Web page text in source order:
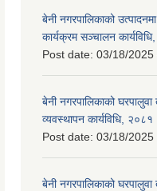
बेनी नगरपालिकाको
कार्यक्रम सञ्‍चालन
Post date: 03/18/2025
बेनी नगरपालिकाको
व्यवस्थापन कार्यविधि, २०८१
Post date: 03/18/2025
बेनी नगरपालिकाको